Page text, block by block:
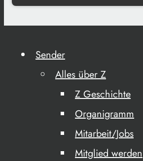
Sender
Alles über Z
Z Geschichte
Organigramm
Mitarbeit/Jobs
Mitglied werden